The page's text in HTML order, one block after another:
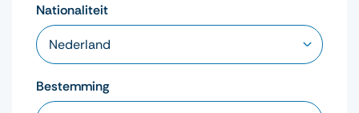
Nationaliteit
Bestemming